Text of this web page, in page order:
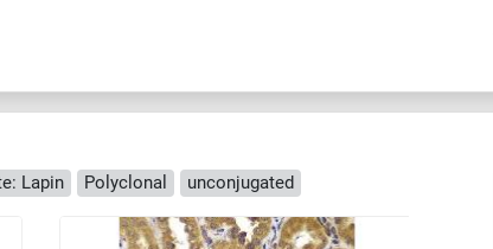
Lapin Polyclonal unconjugated